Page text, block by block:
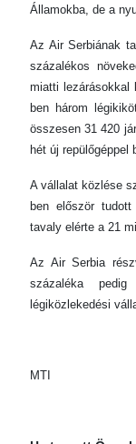
Államokba, de a
Az Air Serbiának
százalékos
miatti lezárásokkal
ben három
összesen 31 420
hét új
A vállalat közlése
ben először
tavaly elérte a 21
Az Air Serbia
százaléka
légiközlekedési
MTI